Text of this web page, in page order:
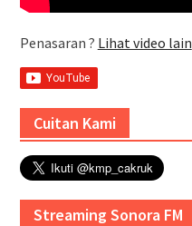
Penasaran ? Lihat video lain
Cuitan Kami
Streaming Sonora FM